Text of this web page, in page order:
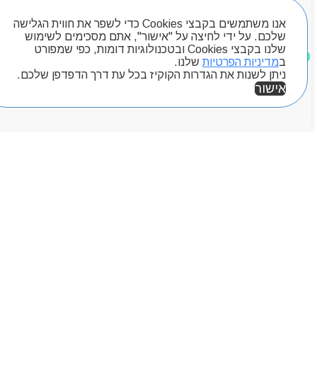
אנו משתמשים בקבצי Cookies כדי לשפר את חווית הגלישה
שלכם. על ידי לחיצה על "אישור", אתם מסכימים לשימוש
שלנו בקבצי Cookies ובטכנולוגיות דומות, כפי שמפורט
במדיניות הפרטיות שלנו.
ניתן לשנות את הגדרות הקוקיז בכל עת דרך הדפדפן שלכם.
אישור
מוצרים שאהבתי